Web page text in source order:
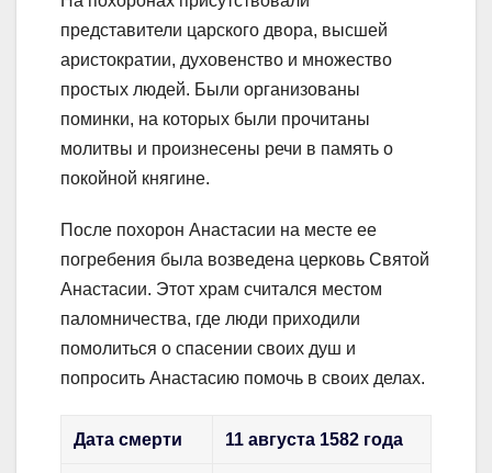
представители царского двора, высшей
аристократии, духовенство и множество
простых людей. Были организованы
поминки, на которых были прочитаны
молитвы и произнесены речи в память о
покойной княгине.
После похорон Анастасии на месте ее
погребения была возведена церковь Святой
Анастасии. Этот храм считался местом
паломничества, где люди приходили
помолиться о спасении своих душ и
попросить Анастасию помочь в своих делах.
Дата смерти 11 августа 1582 года